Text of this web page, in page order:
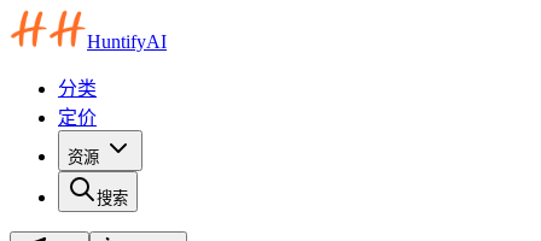
HuntifyAI
分类
定价
资源
搜索